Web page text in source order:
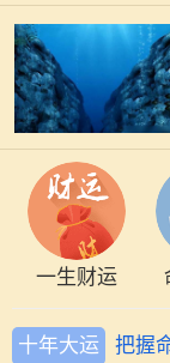
一生财运
十年大运 把握